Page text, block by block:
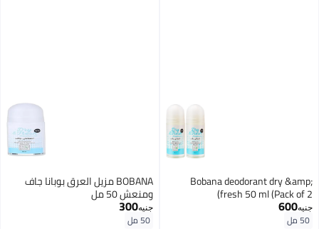
Bobana deodorant dry &amp;
fresh 50 ml (Pack of 2)
جنيه600
50 مل
BOBANA مزيل العرق بوبانا جاف
ومنعش 50 مل
جنيه300
50 مل